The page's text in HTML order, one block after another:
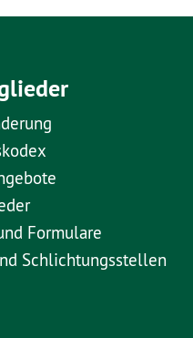
Formulare
Schlichtungsstellen